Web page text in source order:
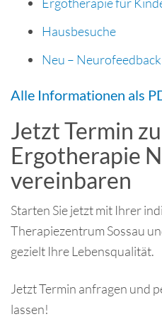
Ergotherapie für
Hausbesuche
Neu –
Alle Informationen als
Jetzt Termin
Ergotherapie
vereinbaren
Starten Sie jetzt mit Ihrer
Therapiezentrum Sossau
gezielt Ihre Lebensqualität.
Jetzt Termin anfragen und
lassen!